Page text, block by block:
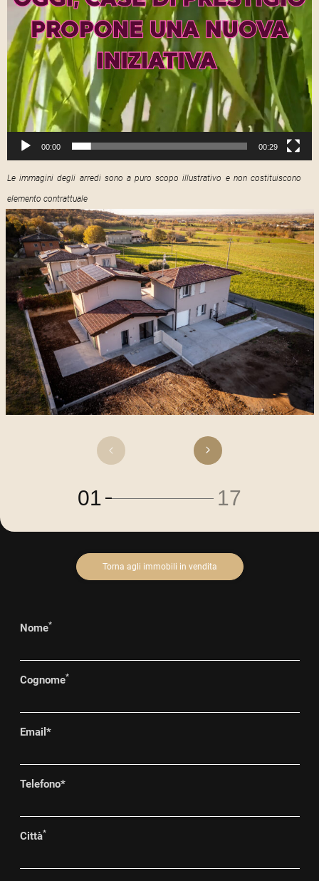
00:00 00:29
Le immagini degli arredi sono a puro scopo illustrativo e non costituiscono
elemento contrattuale
01 17
Torna agli immobili in vendita
Nome*
Cognome*
Email *
Telefono*
Città*